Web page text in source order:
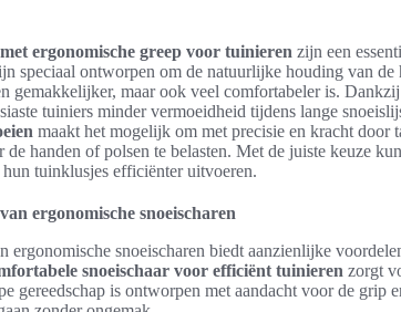
ergonomische greep voor tuinieren zijn een
speciaal ontworpen om de natuurlijke houding van
gemakkelijker, maar ook veel comfortabeler is.
tuiniers minder vermoeidheid tijdens lange
maakt het mogelijk om met precisie en kracht door
de handen of polsen te belasten. Met de juiste keuze
tuinklusjes efficiënter uitvoeren.
ergonomische snoeischaren
ergonomische snoeischaren biedt aanzienlijke
snoeischaar voor efficiënt tuinieren zorgt
gereedschap is ontworpen met aandacht voor de grip